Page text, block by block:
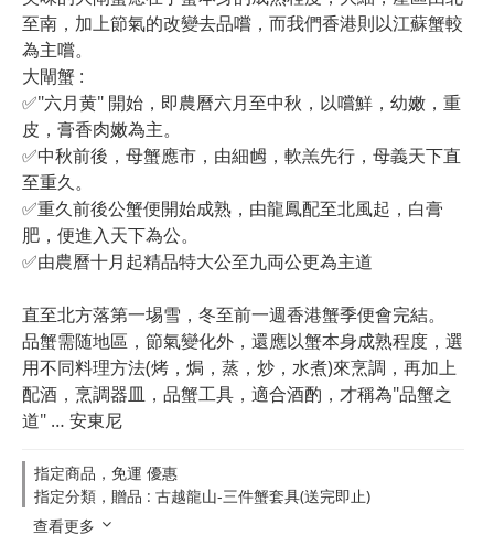
至南，加上節氣的改變去品嚐，而我們香港則以江蘇蟹較
為主嚐。
大閘蟹 :
✅"六月黄" 開始，即農曆六月至中秋，以嚐鮮，幼嫩，重
皮，膏香肉嫩為主。
✅中秋前後，母蟹應市，由細乸，軟羔先行，母義天下直
至重久。
✅重久前後公蟹便開始成熟，由龍鳳配至北風起，白膏
肥，便進入天下為公。
✅由農曆十月起精品特大公至九両公更為主道
直至北方落第一埸雪，冬至前一週香港蟹季便會完結。
品蟹需随地區，節氣變化外，還應以蟹本身成熟程度，選
用不同料理方法(烤，焗，蒸，炒，水煮)來烹調，再加上
配酒，烹調器皿，品蟹工具，適合酒酌，才稱為"品蟹之
道" … 安東尼
指定商品，免運 優惠
指定分類，贈品 : 古越龍山-三件蟹套具(送完即止)
查看更多